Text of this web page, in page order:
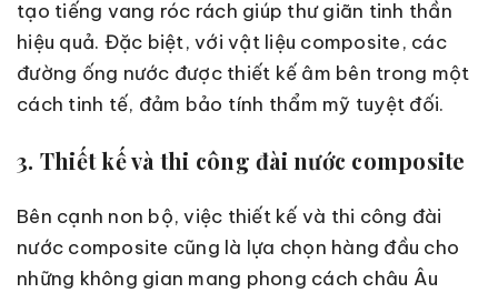
tạo tiếng vang róc rách giúp thư giãn tinh thần
hiệu quả. Đặc biệt, với vật liệu composite, các
đường ống nước được thiết kế âm bên trong một
cách tinh tế, đảm bảo tính thẩm mỹ tuyệt đối.
3. Thiết kế và thi công đài nước composite
Bên cạnh non bộ, việc thiết kế và thi công đài
nước composite cũng là lựa chọn hàng đầu cho
những không gian mang phong cách châu Âu